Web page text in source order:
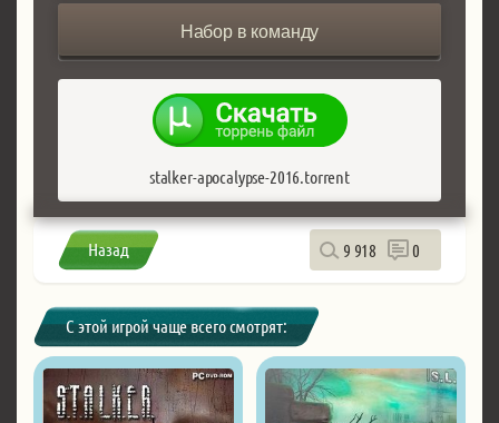
Набор в команду
stalker-apocalypse-2016.torrent
Назад 9 918 0
С этой игрой чаще всего смотрят: